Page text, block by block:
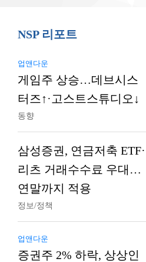
NSP 리포트
업앤다운
게임주 상승…데브시스
터즈↑·고스트스튜디오↓
동향
삼성증권, 연금저축 ETF·
리츠 거래수수료 우대…
연말까지 적용
정보/정책
업앤다운
증권주 2% 하락, 상상인